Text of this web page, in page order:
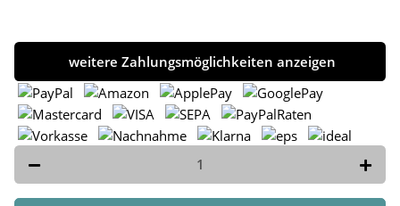
weitere Zahlungsmöglichkeiten anzeigen